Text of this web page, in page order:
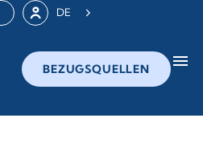
DE
BEZUGSQUELLEN menu